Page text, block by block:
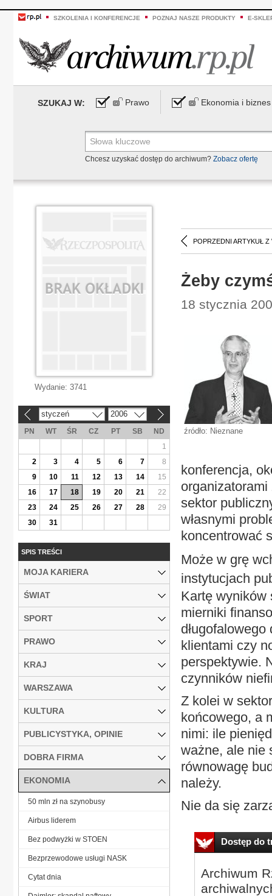
SZKOLENIA I KONFERENCJE POZNAJ NASZE PRODUKTY E-
SZUKAJ W: Prawo Ekonomia i biznes
Chcesz uzyskać dostęp do archiwum? Zobacz ofertę
POPRZEDNI ARTYKUŁ Z
Żeby
18 stycznia
źródło: Nieznane
konferencja,
sektor
własnymi
koncentrować
Może w grę
instytucjach
Kartę wyników
mierniki
klientami czy
perspektywie.
czynników
Z kolei w
końcowego, a
nimi: ile
ważne, ale nie
równowagę
należy.
Nie da się
Dostęp do
Archiwum
Wydanie: 3741
styczeń 2006
PN WT ŚR CZ PT SB
ND
1
2
3 4 5 6 7
8
9
10 11 12 13 14
15
16
17 18 19 20 21
22
23
24 25 26 27 28
29
30
31
SPIS TREŚCI
MOJA KARIERA
ŚWIAT
SPORT
PRAWO
KRAJ
WARSZAWA
KULTURA
PUBLICYSTYKA, OPINIE
DOBRA FIRMA
EKONOMIA
50 mln zł na szynobusy
Airbus liderem
Bez podwyżki w STOEN
Bezprzewodowe usługi NASK
Cytat dnia